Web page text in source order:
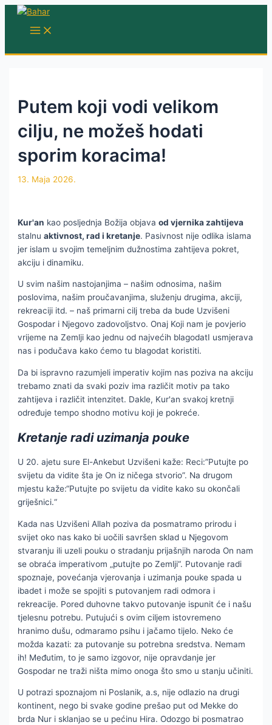
Skip
MAIN
MENU
Putem koji vodi velikom
cilju, ne možeš hodati
sporim koracima!
13. Maja 2026.
Kur'an kao posljednja Božija objavaod vjernika zahtijeva
stalnuaktivnost, rad i kretanje. Pasivnost nije odlika islama
jer islam u svojim temeljnim dužnostima zahtijeva pokret,
akciju i dinamiku.
U svim našim nastojanjima – našim odnosima, našim
poslovima, našim proučavanjima, služenju drugima, akciji,
rekreaciji itd. – naš primarni cilj treba da bude Uzvišeni
Gospodar i Njegovo zadovoljstvo. Onaj Koji nam je povjerio
vrijeme na Zemlji kao jednu od najvećih blagodatI usmjerava
nas i podučava kako ćemo tu blagodat koristiti.
Da bi ispravno razumjeli imperativ kojim nas poziva na akciju
trebamo znati da svaki poziv ima različit motiv pa tako
zahtijeva i različit intenzitet. Dakle, Kur'an svakoj kretnji
određuje tempo shodno motivu koji je pokreće.
Kretanje radi uzimanja pouke
U 20. ajetu sure El-Ankebut Uzvišeni kaže: Reci:”Putujte po
svijetu da vidite šta je On iz ničega stvorio”. Na drugom
mjestu kaže:“Putujte po svijetu da vidite kako su okončali
griješnici.“
Kada nas Uzvišeni Allah poziva da posmatramo prirodu i
svijet oko nas kako bi uočili savršen sklad u Njegovom
stvaranju ili uzeli pouku o stradanju prijašnjih naroda On nam
se obraća imperativom „putujte po Zemlji“. Putovanje radi
spoznaje, povećanja vjerovanja i uzimanja pouke spada u
ibadet i može se spojiti s putovanjem radi odmora i
rekreacije. Pored duhovne takvo putovanje ispunit će i našu
tjelesnu potrebu. Putujući s ovim ciljem istovremeno
hranimo dušu, odmaramo psihu i jačamo tijelo. Neko će
možda kazati: za putovanje su potrebna sredstva. Nemam
ih! Međutim, to je samo izgovor, nije opravdanje jer
Gospodar ne traži ništa mimo onoga što smo u stanju učiniti.
U potrazi spoznajom ni Poslanik, a.s, nije odlazio na drugi
kontinent, nego bi svake godine prešao put od Mekke do
brda Nur i sklanjao se u pećinu Hira. Odozgo bi posmatrao